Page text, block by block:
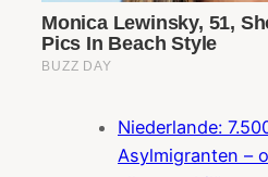
Niederlande:
Asylmigranten –